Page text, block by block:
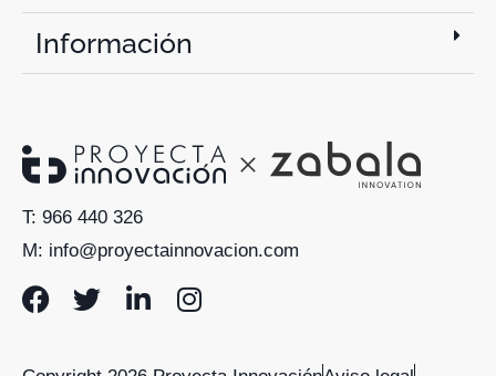
Información
T: 966 440 326
M: info@proyectainnovacion.com